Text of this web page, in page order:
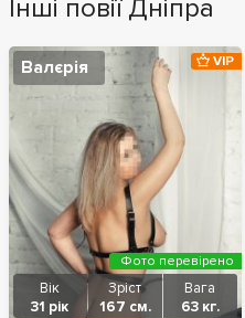
Інші повії Дніпра
Валєрія
Вік
31 рік
Зріст
167 см.
Вага
63 кг.
VIP
Фото перевірено